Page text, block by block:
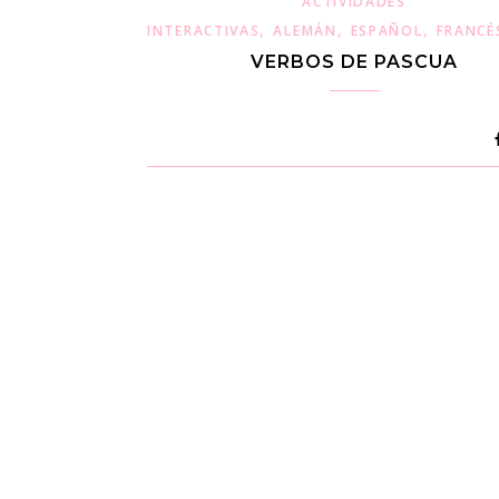
INTERACTIVAS,ALEMÁN , ESPAÑOL,
VERBOS DE PASCUA